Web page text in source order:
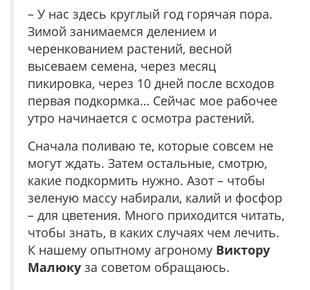
– У нас здесь круглый год горячая пора.
Зимой занимаемся делением и
черенкованием растений, весной
высеваем семена, через месяц
пикировка, через 10 дней после всходов
первая подкормка… Сейчас мое рабочее
утро начинается с осмотра растений.
Сначала поливаю те, которые совсем не
могут ждать. Затем остальные, смотрю,
какие подкормить нужно. Азот – чтобы
зеленую массу набирали, калий и фосфор
– для цветения. Много приходится читать,
чтобы знать, в каких случаях чем лечить.
К нашему опытному агроному Виктору
Малюку за советом обращаюсь.